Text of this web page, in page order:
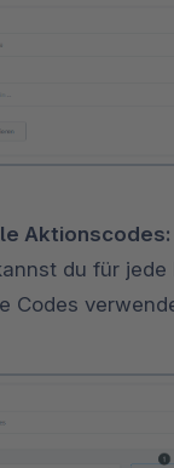
Aktionscodes:
du für jede
Codes